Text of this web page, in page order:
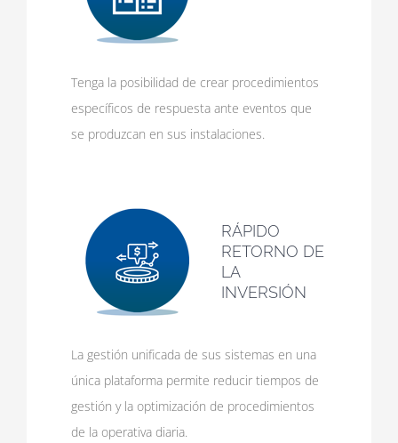
Tenga la posibilidad de crear procedimientos
específicos de respuesta ante eventos que
se produzcan en sus instalaciones.
RÁPIDO
RETORNO DE
LA
INVERSIÓN
La gestión unificada de sus sistemas en una
única plataforma permite reducir tiempos de
gestión y la optimización de procedimientos
de la operativa diaria.